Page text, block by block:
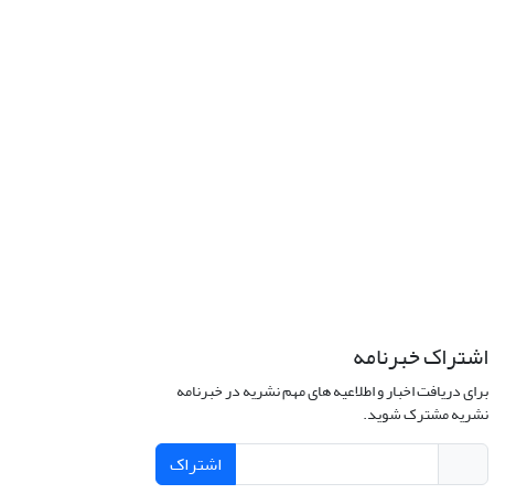
اشتراک خبرنامه
برای دریافت اخبار و اطلاعیه های مهم نشریه در خبرنامه
نشریه مشترک شوید.
اشتراک